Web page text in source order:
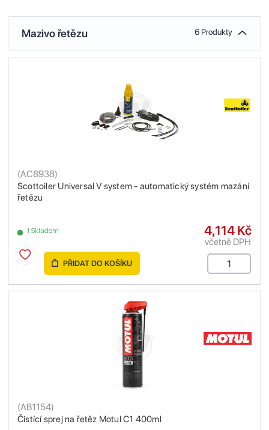
Mazivo řetězu 6 Produkty
Scottoiler Universal V system - automatický systém mazání
řetězu
(AC8938)
1 Skladem 4,114 Kč
včetně DPH
PŘIDAT DO KOŠÍKU
Čistící sprej na řetěz Motul C1 400ml
(AB1154)